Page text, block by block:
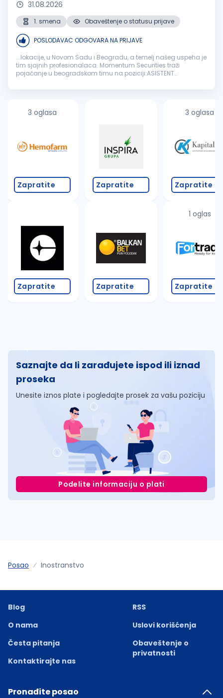
31.08.2026
1. smena Obaveštenje o statusu prijave
POSLODAVAC ODGOVARA NA PRIJAVE
...lokacije, u Novom Sadu i Beogradu, a temelj našeg uspeha je
tim sjajnih profesionalaca. Momentum Securities traži
pojačanje u beogradskom timu na poziciji:ASISTENT
spremni da učite kako biste dublje...
3 oglasa
Zapratite
Zapratite
Zapratite
Zapratite
3 oglasa
Zapratite
1 oglas
Zapratite
Saznajte da li zarađujete ispod ili iznad
proseka
Unesite iznos plate i pogledajte prosek za vašu poziciju
Podelite informaciju o plati
Posao Inostranstvo
Blog
O nama
Česta pitanja
Kontaktirajte nas
RSS
Uslovi korišćenja
Obaveštenje o
privatnosti
Pronađite posao